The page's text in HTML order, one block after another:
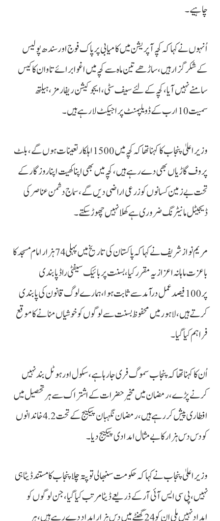
چاہیے۔
اُنہوں نے کہا کہ کچہ آپریشن میں کامیابی پر پاک فوج اور سندھ پولیس
کے شکر گزار ہیں، ساڑھے تین ماہ سے کچہ میں اغوا برائے تاوان کا کیس
سامنے نہیں آیا، کچہ کے لئے سیف سٹی ، ایجوکیشن ریفارمز، ہیلتھ
سمیت 10 ارب کےڈویلپمنٹ پراجیکٹ لارہے ہیں۔
وزیراعلیٰ پنجاب کا کہنا تھا کہ کچہ میں 1500 اہلکار تعینات ہوں گے ، بلٹ
پروف گاڑیاں بھی دے رہے ہیں، کچہ میں بھی اپنا کھیت اپنا روزگار کے
تحت بے زمین کسانوں کو زرعی اراضی دیں گے ، سماج دشمن عناصر کی
ڈیجیٹل مانیٹرنگ ضروری ہے کھلا نہیں چھوڑ سکتے۔
مریم نواز شریف نے کہا کہ پاکستان کی تاریخ میں پہلی 74 ہزار امام مسجد کا
باعزت ماہانہ اعزازیہ مقرر کیا، بسنت پر بائیک سیفٹی راڈ پابندی
پر 100فیصد عمل درآمد سے ثابت ہوا، ہمارے لوگ قانون کی پابندی
کرتے ہیں، لاہور میں محفوظ بسنت سے لوگوں کو خوشیاں منانے کا موقع
فراہم کیا گیا۔
اُن کا کہنا تھا کہ پنجاب سموگ فری جا رہا ہے، سکول اور ہوٹل بند نہیں
کرنے پڑے، رمضان میں مخیر حضرات کے اشتراک سے ہر تحصیل میں
افطاری پیش کر رہے ہیں، رمضان نگہبان پیکیج کے تحت 4.2 خاندانوں
کو دس دس ہزار کا بے مثال امدادی پیکیج دیا۔
وزیراعلیٰ پنجاب نے کہا کہ حکومت سنبھالی تو پتہ چلا پنجاب کا مستند ڈیٹا ہی
نہیں، پی سی ایس آئی آر کے ذریعے ڈیٹا مرتب کیا گیا، جن لوگوں کو
امداد نہیں ملی ان کو 24 گھنٹے میں دس ہزار امداد دے رہے ہیں، ہر